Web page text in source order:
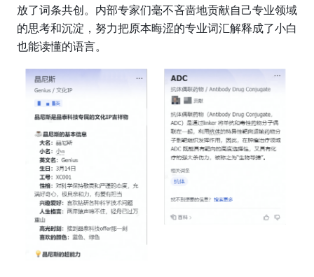
放了词条共创。内部专家们毫不吝啬地贡献自己专业领域
的思考和沉淀，努力把原本晦涩的专业词汇解释成了小白
也能读懂的语言。